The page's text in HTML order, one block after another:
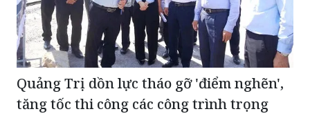
Quảng Trị dồn lực tháo gỡ 'điểm nghẽn',
tăng tốc thi công các công trình trọng
điểm